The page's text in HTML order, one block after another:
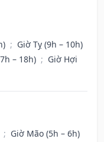
; Giờ Tỵ (9h – 10h)
– 18h) ; Giờ Hợi
; Giờ Mão (5h – 6h)